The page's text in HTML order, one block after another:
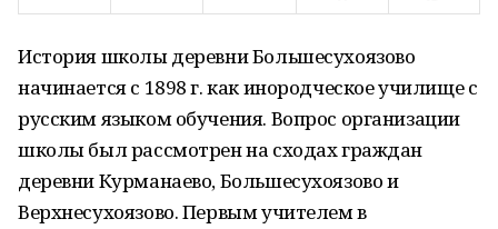
История школы деревни Большесухоязово
начинается с 1898 г. как инородческое училище с
русским языком обучения. Вопрос организации
школы был рассмотрен на сходах граждан
деревни Курманаево, Большесухоязово и
Верхнесухоязово. Первым учителем в